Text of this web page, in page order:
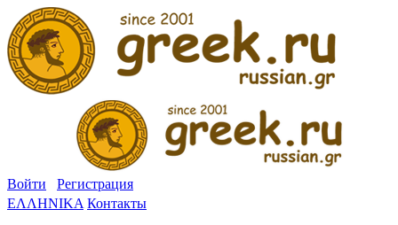
Войти
Регистрация
ΕΛΛΗΝΙΚΑ Контакты